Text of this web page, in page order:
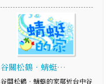
谷關松鶴‧蜻蜓…
谷關松鶴‧蜻蜓的家鄰近台中谷